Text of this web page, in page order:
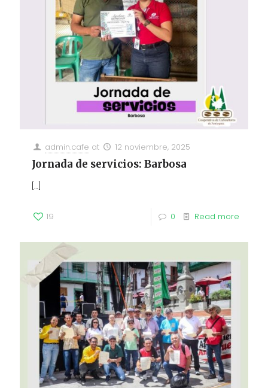
admin.cafe at 12 noviembre, 2025
Jornada de servicios: Barbosa
[…]
19 0 Read more